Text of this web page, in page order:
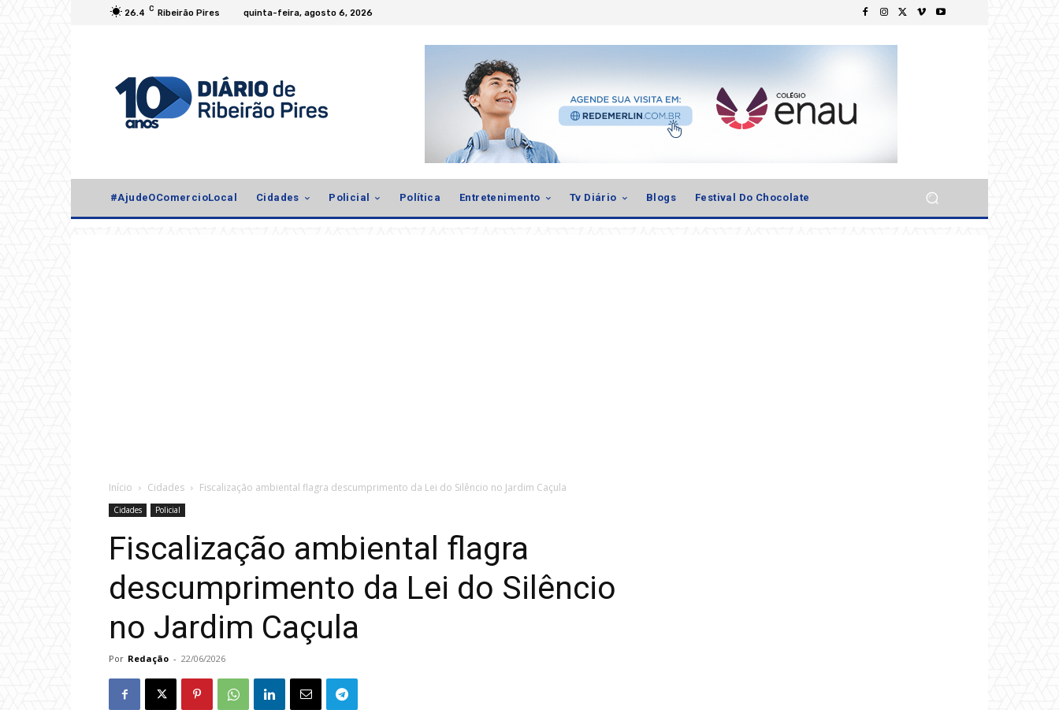
26.4 C Ribeirão Pires quinta-feira, agosto 6, 2026
#AjudeOComercioLocal Cidades Policial Política Entretenimento Tv Diário Blogs Festival Do Chocolate
Início Cidades Fiscalização ambiental flagra descumprimento da Lei do Silêncio no Jardim Caçula
Cidades Policial
Fiscalização ambiental flagra
descumprimento da Lei do Silêncio
no Jardim Caçula
Por Redação - 22/06/2026